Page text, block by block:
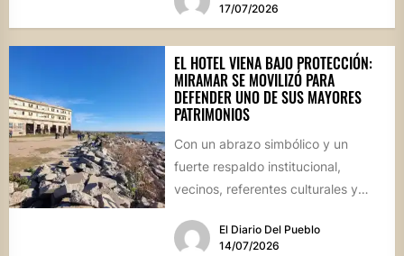
17/07/2026
EL HOTEL VIENA BAJO PROTECCIÓN:
MIRAMAR SE MOVILIZÓ PARA
DEFENDER UNO DE SUS MAYORES
PATRIMONIOS
Con un abrazo simbólico y un
fuerte respaldo institucional,
vecinos, referentes culturales y
Ansenuza visibilizaron la...
El Diario Del Pueblo
14/07/2026